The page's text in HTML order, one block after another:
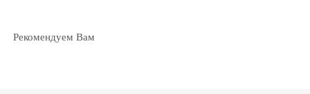
Рекомендуем Вам